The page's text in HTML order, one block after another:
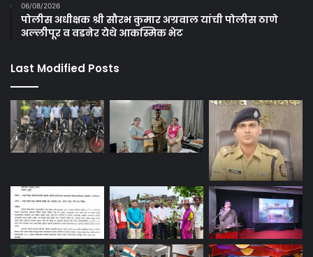
06/08/2026
पोलीस अधीक्षक श्री सौरभ कुमार अग्रवाल यांची पोलीस ठाणे
अल्लीपूर व वडनेर येथे आकस्मिक भेट
Last Modified Posts